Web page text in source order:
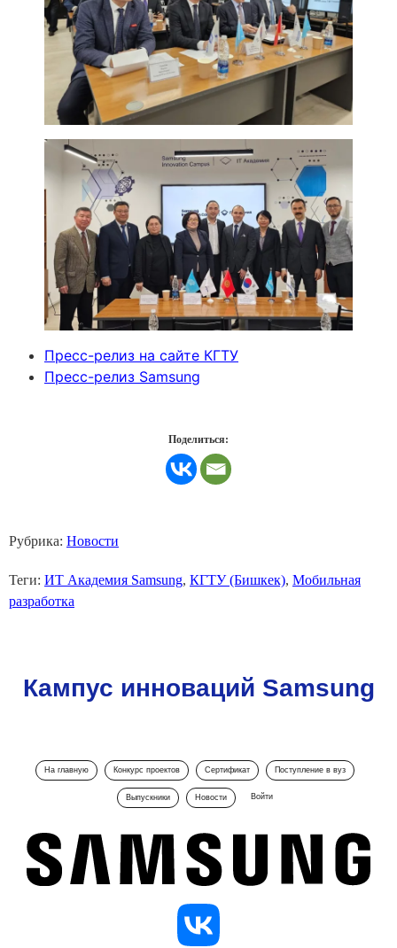
Пресс-релиз на сайте КГТУ
Пресс-релиз Samsung
Поделиться:
Рубрика: Новости
Теги: ИТ Академия Samsung, КГТУ (Бишкек), Мобильная
разработка
Кампус инноваций Samsung
На главную Конкурс проектов Сертификат Поступление в вуз
Выпускники Новости Войти